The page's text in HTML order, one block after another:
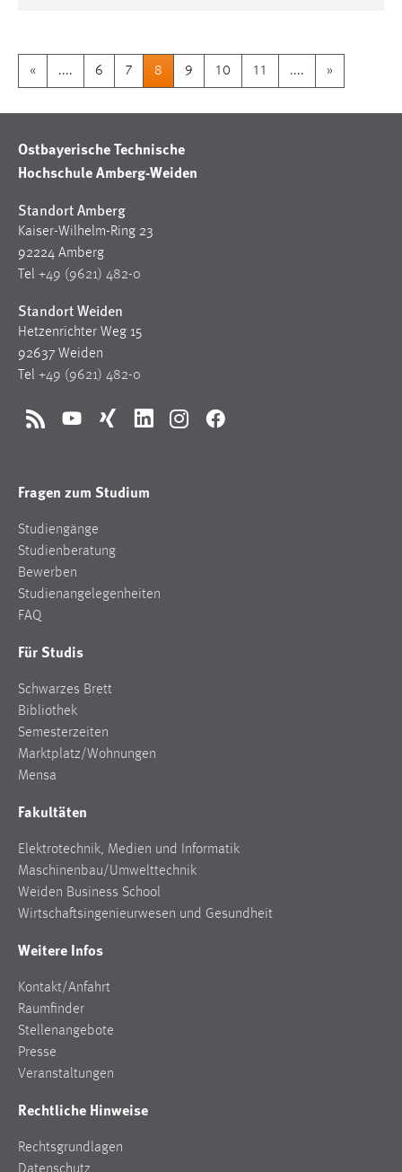
« .... 6 7 8 9 10 11 .... »
Ostbayerische Technische
Hochschule Amberg-Weiden
Standort Amberg
Kaiser-Wilhelm-Ring 23
92224 Amberg
Tel +49 (9621) 482-0
Standort Weiden
Hetzenrichter Weg 15
92637 Weiden
Tel +49 (9621) 482-0
RSS YouTubeXing LinkedInInstagramFacebook
Fragen zum Studium
Studiengänge
Studienberatung
Bewerben
Studienangelegenheiten
FAQ
Für Studis
Schwarzes Brett
Bibliothek
Semesterzeiten
Marktplatz/Wohnungen
Mensa
Fakultäten
Elektrotechnik, Medien und Informatik
Maschinenbau/Umwelttechnik
Weiden Business School
Wirtschaftsingenieurwesen und Gesundheit
Weitere Infos
Kontakt/Anfahrt
Raumfinder
Stellenangebote
Presse
Veranstaltungen
Rechtliche Hinweise
Rechtsgrundlagen